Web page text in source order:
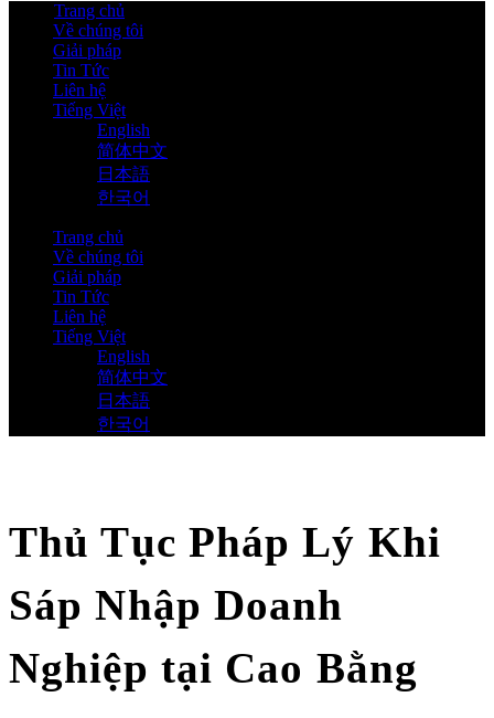
Trang chủ
Về chúng tôi
Giải pháp
Tin Tức
Liên hệ
Tiếng Việt
English
简体中文
日本語
한국어
Trang chủ
Về chúng tôi
Giải pháp
Tin Tức
Liên hệ
Tiếng Việt
English
简体中文
日本語
한국어
Thủ Tục Pháp Lý Khi
Sáp Nhập Doanh
Nghiệp tại Cao Bằng